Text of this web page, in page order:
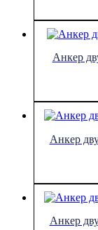
Анкер
Анкер
Анкер